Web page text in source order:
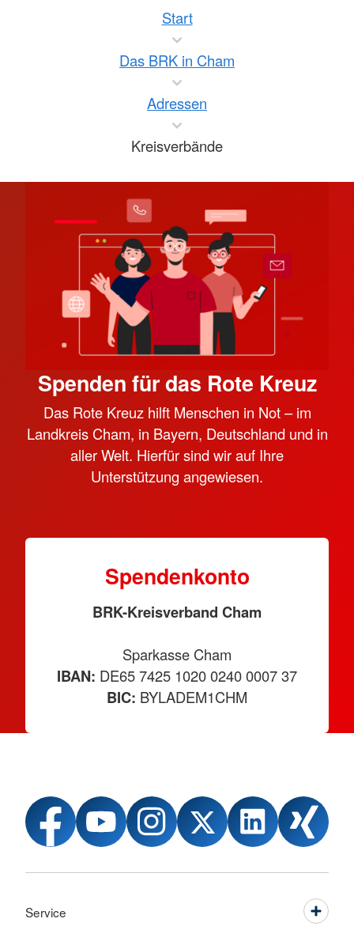
Start
Das BRK in Cham
Adressen
Kreisverbände
Spenden für das Rote Kreuz
Das Rote Kreuz hilft Menschen in Not – im
Landkreis Cham, in Bayern, Deutschland und in
aller Welt. Hierfür sind wir auf Ihre
Unterstützung angewiesen.
Spendenkonto
BRK-Kreisverband Cham
Sparkasse Cham
IBAN: DE65 7425 1020 0240 0007 37
BIC: BYLADEM1CHM
Service